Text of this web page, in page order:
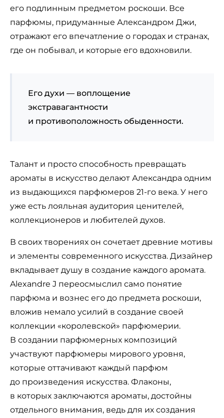
его подлинным предметом роскоши. Все
парфюмы, придуманные Александром Джи,
отражают его впечатление о городах и странах,
где он побывал, и которые его вдохновили.
Его духи — воплощение
экстравагантности
и противоположность обыденности.
Талант и просто способность превращать
ароматы в искусство делают Александра одним
из выдающихся парфюмеров 21-го века. У него
уже есть лояльная аудитория ценителей,
коллекционеров и любителей духов.
В своих творениях он сочетает древние мотивы
и элементы современного искусства. Дизайнер
вкладывает душу в создание каждого аромата.
Alexandre J переосмыслил само понятие
парфюма и вознес его до предмета роскоши,
вложив немало усилий в создание своей
коллекции «королевской» парфюмерии.
В создании парфюмерных композиций
участвуют парфюмеры мирового уровня,
которые оттачивают каждый парфюм
до произведения искусства. Флаконы,
в которых заключаются ароматы, достойны
отдельного внимания, ведь для их создания